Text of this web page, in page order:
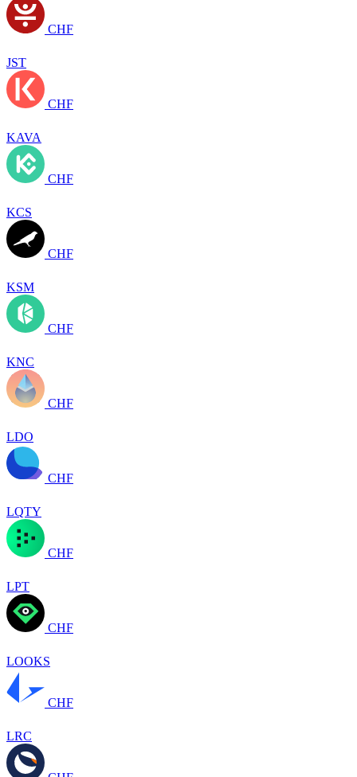
CHF
JST
CHF
KAVA
CHF
KCS
CHF
KSM
CHF
KNC
CHF
LDO
CHF
LQTY
CHF
LPT
CHF
LOOKS
CHF
LRC